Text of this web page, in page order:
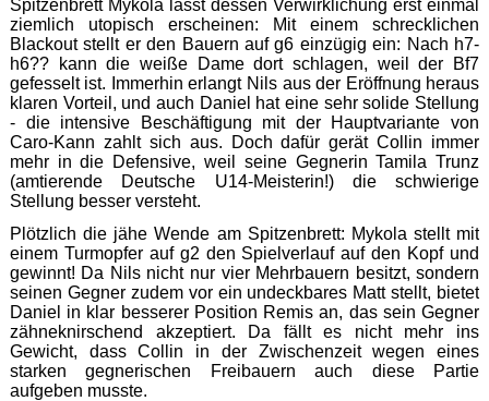
Spitzenbrett Mykola lässt dessen Verwirklichung erst einmal
ziemlich utopisch erscheinen: Mit einem schrecklichen
Blackout stellt er den Bauern auf g6 einzügig ein: Nach h7-
h6?? kann die weiße Dame dort schlagen, weil der Bf7
gefesselt ist. Immerhin erlangt Nils aus der Eröffnung heraus
klaren Vorteil, und auch Daniel hat eine sehr solide Stellung
- die intensive Beschäftigung mit der Hauptvariante von
Caro-Kann zahlt sich aus. Doch dafür gerät Collin immer
mehr in die Defensive, weil seine Gegnerin Tamila Trunz
(amtierende Deutsche U14-Meisterin!) die schwierige
Stellung besser versteht.
Plötzlich die jähe Wende am Spitzenbrett: Mykola stellt mit
einem Turmopfer auf g2 den Spielverlauf auf den Kopf und
gewinnt! Da Nils nicht nur vier Mehrbauern besitzt, sondern
seinen Gegner zudem vor ein undeckbares Matt stellt, bietet
Daniel in klar besserer Position Remis an, das sein Gegner
zähneknirschend akzeptiert. Da fällt es nicht mehr ins
Gewicht, dass Collin in der Zwischenzeit wegen eines
starken gegnerischen Freibauern auch diese Partie
aufgeben musste.